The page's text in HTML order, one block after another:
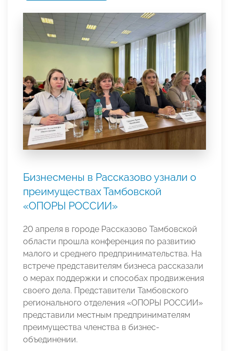
Бизнесмены в Рассказово узнали о
преимуществах Тамбовской
«ОПОРЫ РОССИИ»
20 апреля в городе Рассказово Тамбовской
области прошла конференция по развитию
малого и среднего предпринимательства. На
встрече представителям бизнеса рассказали
о мерах поддержки и способах продвижения
своего дела. Представители Тамбовского
регионального отделения «ОПОРЫ РОССИИ»
представили местным предпринимателям
преимущества членства в бизнес-
объединении.